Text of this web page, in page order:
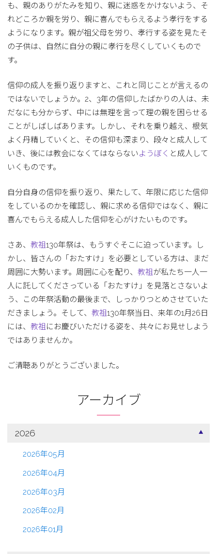
も、親のありがたみを知り、親に迷惑をかけないよう、そ
れどころか親を労り、親に喜んでもらえるよう孝行をする
ようになります。親が祖父母を労り、孝行する姿を見たそ
の子供は、自然に自分の親に孝行を尽くしていくもので
す。
信仰の成人を振り返りますと、これと同じことが言えるの
ではないでしょうか。2、3年の信仰したばかりの人は、未
だなにも分からず、中には無理を言って理の親を困らせる
ことがしばしばあります。しかし、それを乗り越え、根気
よく丹精していくと、その信仰も深まり、段々と成人して
いき、後には教会になくてはならないようぼく と成人して
いくものです。
自分自身の信仰を振り返り、果たして、年限に応じた信仰
をしているのかを確認し、親に求める信仰ではなく、親に
喜んでもらえる成人した信仰を心がけたいものです。
さあ、 教祖130年祭は、もうすぐそこに迫っています。し
かし、皆さんの「おたすけ」を必要としている方は、まだ
周囲に大勢います。周囲に心を配り、 教祖が私たち一人一
人に託してくださっている「おたすけ」を見落とさないよ
う、この年祭活動の最後まで、しっかりつとめさせていた
だきましょう。そして、 教祖130年祭当日、来年の1月26日
には、 教祖 にお慶びいただける姿を、共々にお見せしよう
ではありませんか。
ご清聴ありがとうございました。
アーカイブ
2026
2026年05月
2026年04月
2026年03月
2026年02月
2026年01月